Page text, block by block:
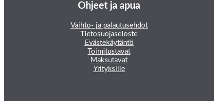
Ohjeet ja apua
Vaihto- ja palautusehdot
Tietosuojaseloste
Evästekäytäntö
Toimitustavat
Maksutavat
Yrityksille